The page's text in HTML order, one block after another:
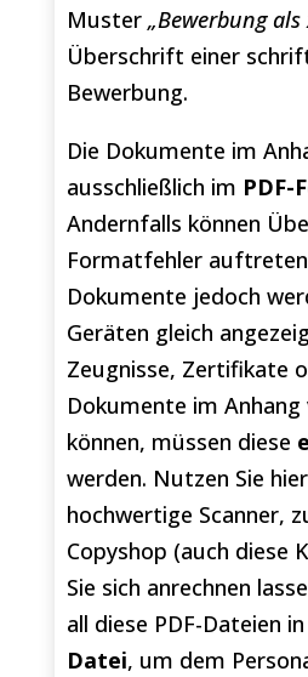
Muster „Bewerbung als
Überschrift einer
Bewerbung.
Die Dokumente im
ausschließlich im PDF-
Andernfalls können
Formatfehler
Dokumente jedoch
Geräten gleich
Zeugnisse, Zertifikate
Dokumente im Anhang
können, müssen diese
werden. Nutzen Sie
hochwertige Scanner,
Copyshop (auch diese
Sie sich anrechnen
all diese PDF-Dateien in
Datei, um dem